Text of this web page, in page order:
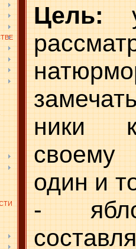
Цель:
ники
своему
один и
-